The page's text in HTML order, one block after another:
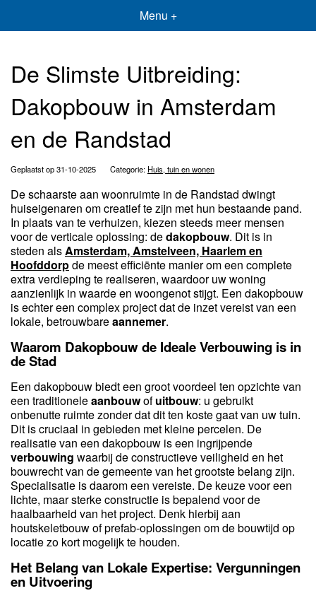
Menu +
De Slimste Uitbreiding:
Dakopbouw in Amsterdam
en de Randstad
Geplaatst op 31-10-2025 Categorie: Huis, tuin en wonen
De schaarste aan woonruimte in de Randstad dwingt
huiseigenaren om creatief te zijn met hun bestaande pand.
In plaats van te verhuizen, kiezen steeds meer mensen
voor de verticale oplossing: dedakopbouw. Dit is in
steden alsAmsterdam, Amstelveen, Haarlem en
Hoofddorpde meest efficiënte manier om een complete
extra verdieping te realiseren, waardoor uw woning
aanzienlijk in waarde en woongenot stijgt. Een dakopbouw
is echter een complex project dat de inzet vereist van een
lokale, betrouwbareaannemer.
Waarom Dakopbouw de Ideale Verbouwing is in
de Stad
Een dakopbouw biedt een groot voordeel ten opzichte van
een traditioneleaanbouwofuitbouw: u gebruikt
onbenutte ruimte zonder dat dit ten koste gaat van uw tuin.
Dit is cruciaal in gebieden met kleine percelen. De
realisatie van een dakopbouw is een ingrijpende
verbouwing waarbij de constructieve veiligheid en het
bouwrecht van de gemeente van het grootste belang zijn.
Specialisatie is daarom een vereiste. De keuze voor een
lichte, maar sterke constructie is bepalend voor de
haalbaarheid van het project. Denk hierbij aan
houtskeletbouw of prefab-oplossingen om de bouwtijd op
locatie zo kort mogelijk te houden.
Het Belang van Lokale Expertise: Vergunningen
en Uitvoering